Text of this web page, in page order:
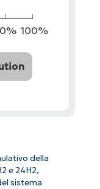
100%
della
e 24H2,
sistema